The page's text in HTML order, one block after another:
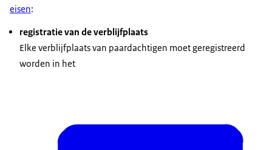
eisen:
registratie van de verblijfplaats
Elke verblijfplaats van paardachtigen moet geregistreerd
worden in het